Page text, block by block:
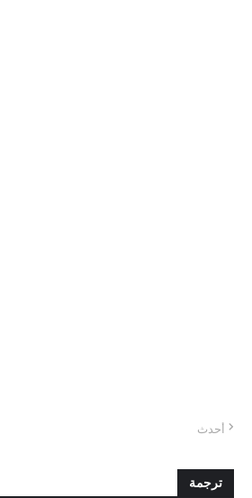
أحدث
ترجمة